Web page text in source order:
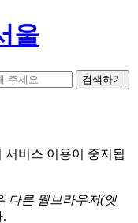
울
검색하기
서비스 이용이 중지됩
다른 웹브라우저(엣
.